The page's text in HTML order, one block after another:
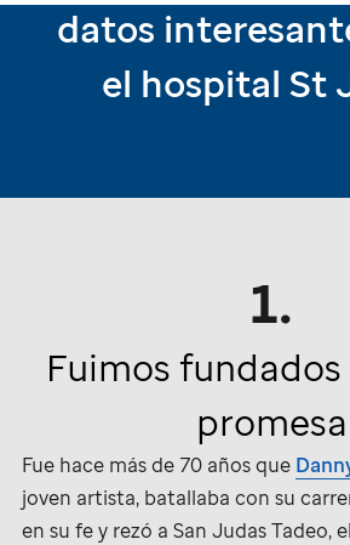
datos
el hospital St
1.
Fuimos
promesa
Fue hace más de 70 años que
joven artista, batallaba con su
en su fe y rezó a San Judas Tadeo,